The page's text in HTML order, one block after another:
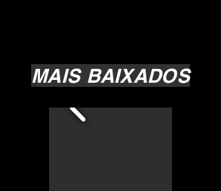
MAIS BAIXADOS